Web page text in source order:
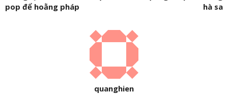
pop để hoằng pháp
hà sa
quanghien